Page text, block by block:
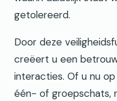
getolereerd.
Door deze
creëert u een
interacties. Of u nu
één- of groepschats,